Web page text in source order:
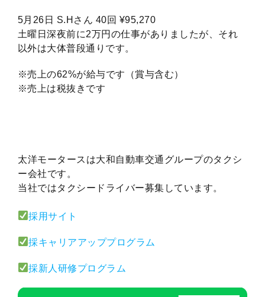
5月26日 S.Hさん 40回 ¥95,270
土曜日深夜前に2万円の仕事がありましたが、それ
以外は大体普段通りです。
※売上の62%が給与です（賞与含む）
※売上は税抜きです
太洋モータースは大和自動車交通グループのタクシ
ー会社です。
当社ではタクシードライバー募集しています。
採用サイト
採キャリアアッププログラム
採新人研修プログラム